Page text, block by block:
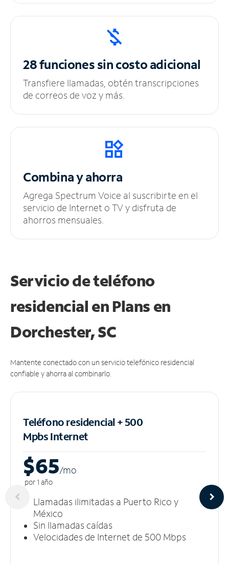
28 funciones sincosto adicional
Transfiere llamadas, obtén transcripciones
de correos de voz y más.
Combina y ahorra
Agrega Spectrum Voice al suscribirte en el
servicio de Internet o TV y disfruta de
ahorros mensuales.
Servicio de teléfono
residencial en Plans en
Dorchester, SC
Mantente conectado con un servicio telefónico residencial
confiable y ahorra al combinarlo.
Teléfono residencial + 500
MpbsInternet
$65/mo
por 1 año
Llamadas ilimitadas a Puerto Rico y
México
Sin llamadas caídas
Velocidades de Internet de 500 Mbps